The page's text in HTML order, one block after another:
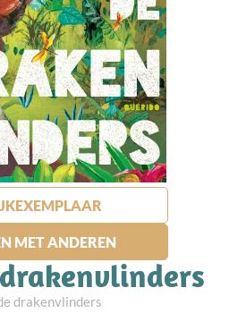
MET ANDEREN
drakenvlinders